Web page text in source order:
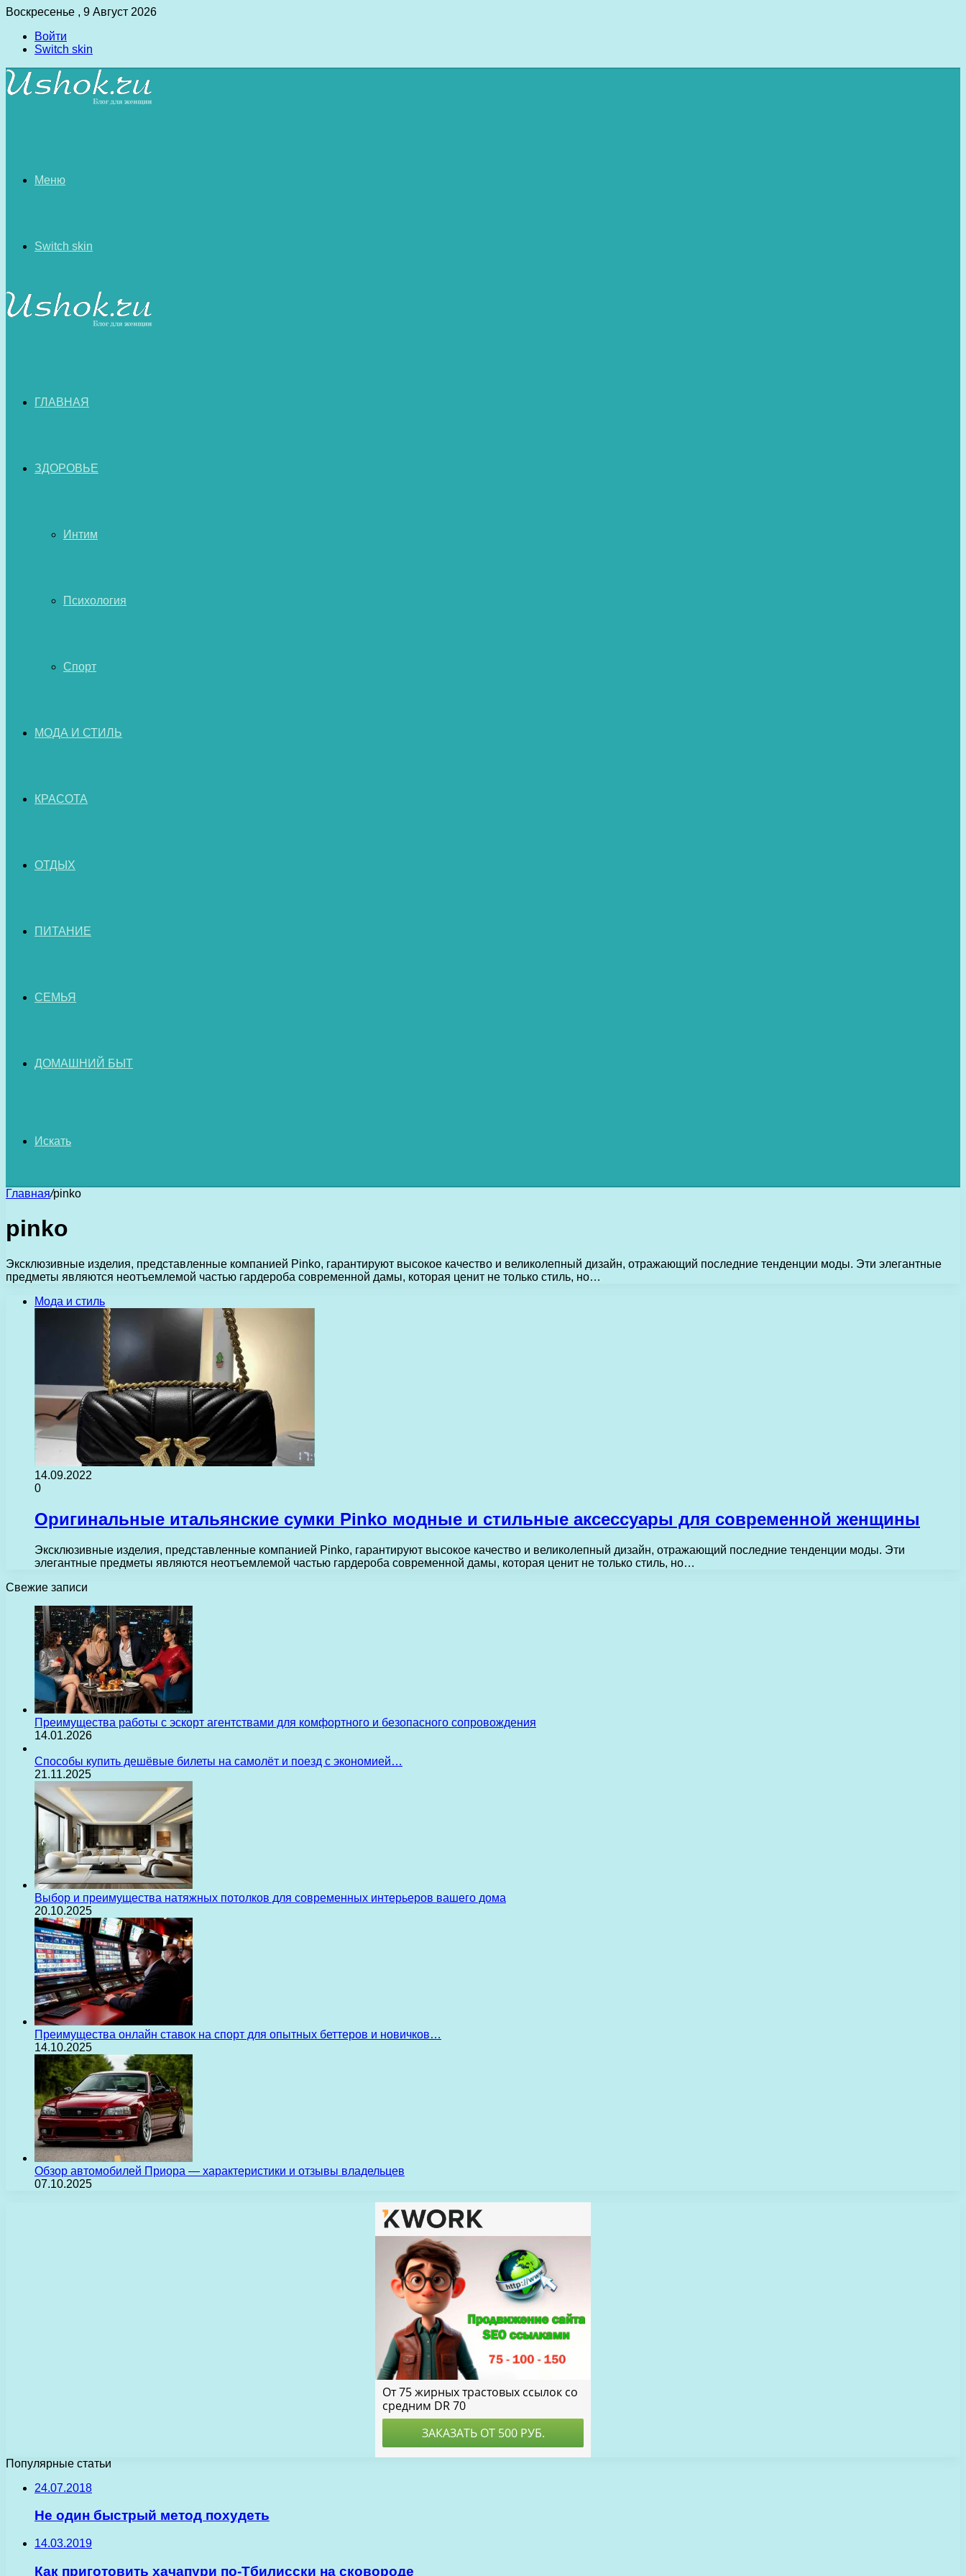
Воскресенье , 9 Август 2026
Войти
Switch skin
Меню
Switch skin
ГЛАВНАЯ
ЗДОРОВЬЕ
Интим
Психология
Спорт
МОДА И СТИЛЬ
КРАСОТА
ОТДЫХ
ПИТАНИЕ
СЕМЬЯ
ДОМАШНИЙ БЫТ
Искать
Главная/pinko
pinko
Эксклюзивные изделия, представленные компанией Pinko, гарантируют высокое качество и великолепный дизайн, отражающий последние тенденции моды. Эти элегантные
предметы являются неотъемлемой частью гардероба современной дамы, которая ценит не только стиль, но…
Мода и стиль
14.09.2022
0
Оригинальные итальянские сумки Pinko модные и стильные аксессуары для современной женщины
Эксклюзивные изделия, представленные компанией Pinko, гарантируют высокое качество и великолепный дизайн, отражающий последние тенденции моды. Эти
элегантные предметы являются неотъемлемой частью гардероба современной дамы, которая ценит не только стиль, но…
Свежие записи
Преимущества работы с эскорт агентствами для комфортного и безопасного сопровождения
14.01.2026
Способы купить дешёвые билеты на самолёт и поезд с экономией…
21.11.2025
Выбор и преимущества натяжных потолков для современных интерьеров вашего дома
20.10.2025
Преимущества онлайн ставок на спорт для опытных беттеров и новичков…
14.10.2025
Обзор автомобилей Приора — характеристики и отзывы владельцев
07.10.2025
Популярные статьи
24.07.2018
Не один быстрый метод похудеть
14.03.2019
Как приготовить хачапури по-Тбилисски на сковороде